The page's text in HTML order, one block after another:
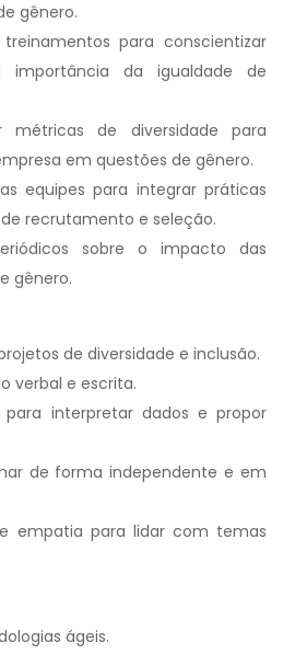
gênero.
para conscientizar
importância da igualdade de
métricas de diversidade para
em questões de gênero.
equipes para integrar práticas
recrutamento e seleção.
sobre o impacto das
gênero.
de diversidade e inclusão.
verbal e escrita.
interpretar dados e propor
de forma independente e em
empatia para lidar com temas
ágeis.